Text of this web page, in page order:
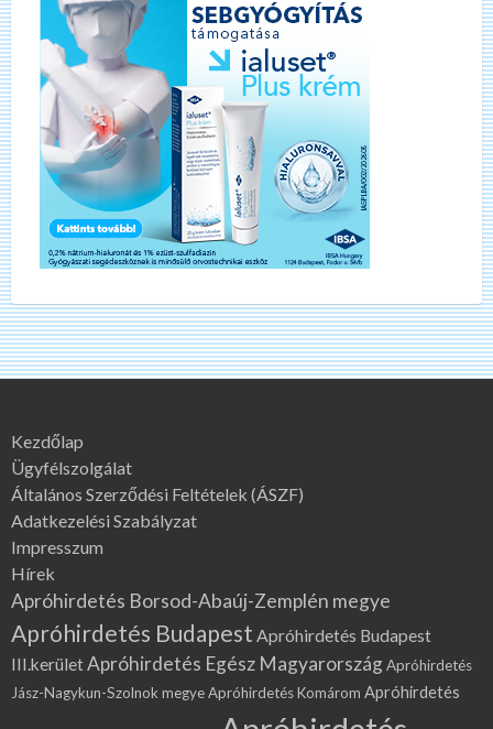
Kezdőlap
Ügyfélszolgálat
Általános Szerződési Feltételek (ÁSZF)
Adatkezelési Szabályzat
Impresszum
Hírek
Apróhirdetés Borsod-Abaúj-Zemplén megye
Apróhirdetés Budapest Apróhirdetés Budapest
III.kerületApróhirdetés Egész MagyarországApróhirdetés
Jász-Nagykun-Szolnok megyeApróhirdetés Komárom Apróhirdetés